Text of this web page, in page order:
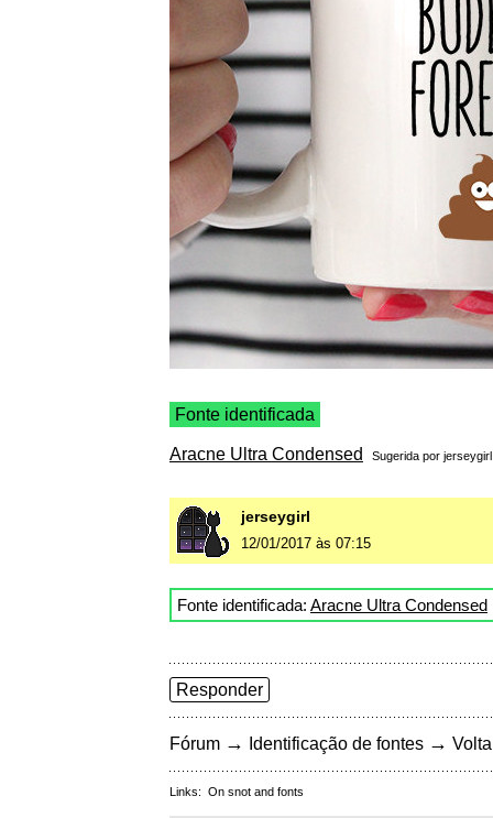
Fonte identificada
Aracne Ultra Condensed Sugerida por jerseygirl
jerseygirl
12/01/2017 às 07:15
Fonte identificada: Aracne Ultra Condensed
Responder
Fórum → Identificação de fontes →
Links: On snot and fonts